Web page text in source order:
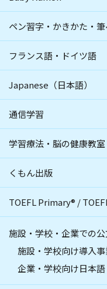
ペン習字・かきかた・
フランス語・ドイツ語
Japanese（日本語）
通信学習
学習療法・脳の健康教
くもん出版
TOEFL Primary® /
施設・学校・企業での
施設・学校向け導入
企業・学校向け日本語